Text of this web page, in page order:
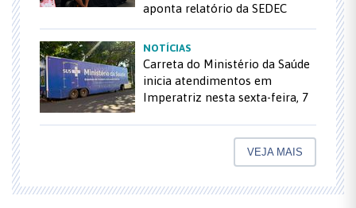
aponta relatório da SEDEC
NOTÍCIAS
Carreta do Ministério da Saúde
inicia atendimentos em
Imperatriz nesta sexta-feira, 7
VEJA MAIS